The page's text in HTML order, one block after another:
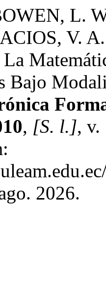
L.
V.
La
Bajo
, [S. l.], v.
2026.